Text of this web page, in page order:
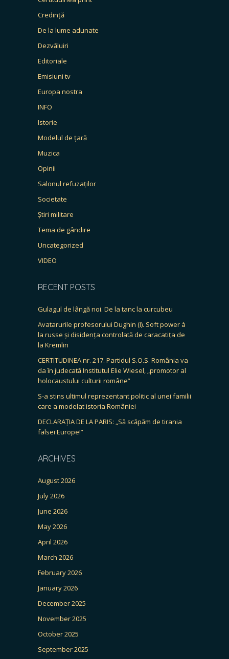
Credință
De la lume adunate
Dezvăluiri
Editoriale
Emisiuni tv
Europa nostra
INFO
Istorie
Modelul de țară
Muzica
Opinii
Salonul refuzaților
Societate
Știri militare
Tema de gândire
Uncategorized
VIDEO
RECENT POSTS
Gulagul de lângă noi. De la tanc la curcubeu
Avatarurile profesorului Dughin (I). Soft power à
la russe și disidența controlată de caracatița de
la Kremlin
CERTITUDINEA nr. 217. Partidul S.O.S. România va
da în judecată Institutul Elie Wiesel, „promotor al
holocaustului culturii române”
S-a stins ultimul reprezentant politic al unei familii
care a modelat istoria României
DECLARAȚIA DE LA PARIS: „Să scăpăm de tirania
falsei Europe!”
ARCHIVES
August 2026
July 2026
June 2026
May 2026
April 2026
March 2026
February 2026
January 2026
December 2025
November 2025
October 2025
September 2025